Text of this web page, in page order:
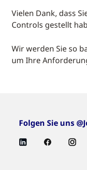
Vielen Dank, dass
Controls gestellt
Wir werden Sie so
um Ihre
Folgen Sie uns